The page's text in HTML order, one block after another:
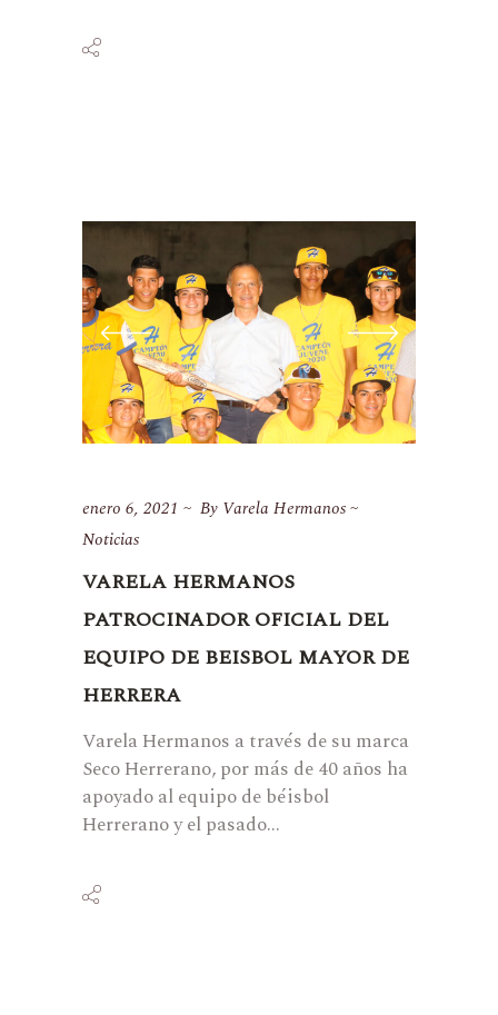
enero 6, 2021 By Varela Hermanos
Noticias
VARELA HERMANOS
PATROCINADOR OFICIAL DEL
EQUIPO DE BEISBOL MAYOR DE
HERRERA
Varela Hermanos a través de su marca
Seco Herrerano, por más de 40 años ha
apoyado al equipo de béisbol
Herrerano y el pasado...